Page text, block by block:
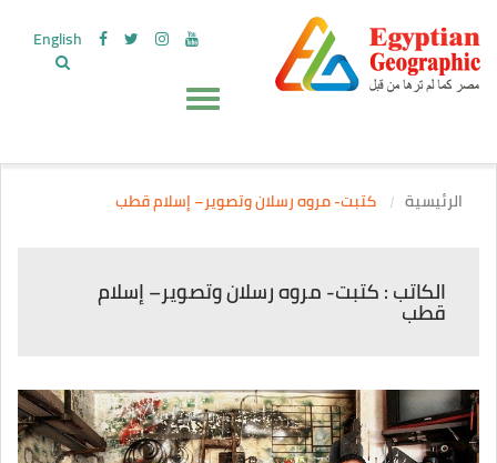
English
الرئيسية كتبت- مروه رسلان وتصوير– إسلام قطب
الكاتب : كتبت- مروه رسلان وتصوير– إسلام
قطب